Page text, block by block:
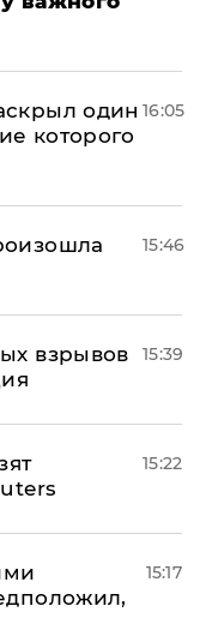
один
которого
16:05
15:46
взрывов
15:39
15:22
15:17